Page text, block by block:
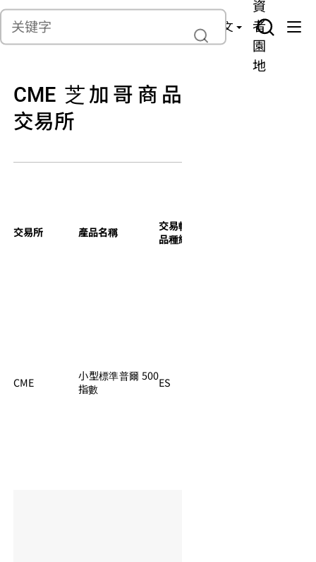
聯繫我們 中文
貨
產
理
險
資
者
園
地
CME 芝加哥商品
交易所
交易所 產品名稱
交易軟件
品種編號
CME
小型標準普爾 500
指數
ES